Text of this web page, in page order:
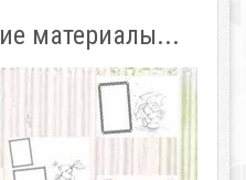
материалы...